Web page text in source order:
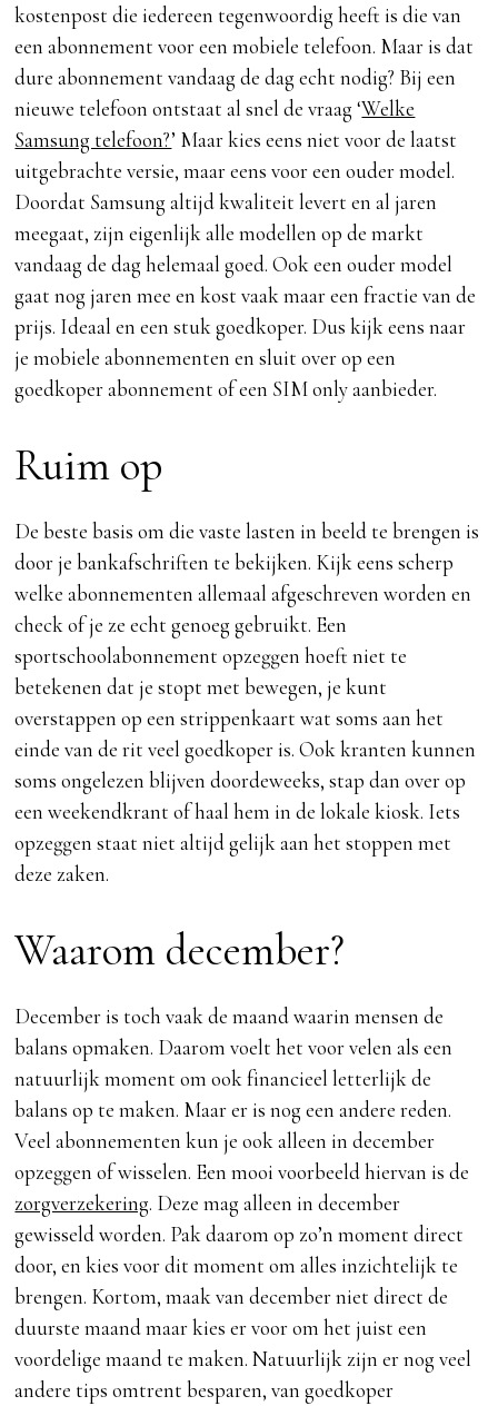
kostenpost die iedereen tegenwoordig heeft is die van
een abonnement voor een mobiele telefoon. Maar is dat
dure abonnement vandaag de dag echt nodig? Bij een
nieuwe telefoon ontstaat al snel de vraag ‘Welke
Samsung telefoon?’ Maar kies eens niet voor de laatst
uitgebrachte versie, maar eens voor een ouder model.
Doordat Samsung altijd kwaliteit levert en al jaren
meegaat, zijn eigenlijk alle modellen op de markt
vandaag de dag helemaal goed. Ook een ouder model
gaat nog jaren mee en kost vaak maar een fractie van de
prijs. Ideaal en een stuk goedkoper. Dus kijk eens naar
je mobiele abonnementen en sluit over op een
goedkoper abonnement of een SIM only aanbieder.
Ruim op
De beste basis om die vaste lasten in beeld te brengen is
door je bankafschriften te bekijken. Kijk eens scherp
welke abonnementen allemaal afgeschreven worden en
check of je ze echt genoeg gebruikt. Een
sportschoolabonnement opzeggen hoeft niet te
betekenen dat je stopt met bewegen, je kunt
overstappen op een strippenkaart wat soms aan het
einde van de rit veel goedkoper is. Ook kranten kunnen
soms ongelezen blijven doordeweeks, stap dan over op
een weekendkrant of haal hem in de lokale kiosk. Iets
opzeggen staat niet altijd gelijk aan het stoppen met
deze zaken.
Waarom december?
December is toch vaak de maand waarin mensen de
balans opmaken. Daarom voelt het voor velen als een
natuurlijk moment om ook financieel letterlijk de
balans op te maken. Maar er is nog een andere reden.
Veel abonnementen kun je ook alleen in december
opzeggen of wisselen. Een mooi voorbeeld hiervan is de
zorgverzekering. Deze mag alleen in december
gewisseld worden. Pak daarom op zo’n moment direct
door, en kies voor dit moment om alles inzichtelijk te
brengen. Kortom, maak van december niet direct de
duurste maand maar kies er voor om het juist een
voordelige maand te maken. Natuurlijk zijn er nog veel
andere tips omtrent besparen, van goedkoper